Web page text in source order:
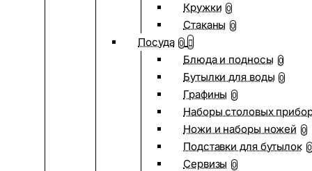
Кружки 0
Стаканы 0
Посуда 0
Блюда и подносы 0
Бутылки для воды 0
Графины 0
Наборы столовых
Ножи и наборы ножей 0
Подставки для бутылок 0
Сервизы 0